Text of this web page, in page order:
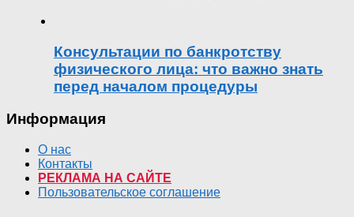
Консультации по банкротству
физического лица: что важно знать
перед началом процедуры
Информация
О нас
Контакты
РЕКЛАМА НА САЙТЕ
Пользовательское соглашение